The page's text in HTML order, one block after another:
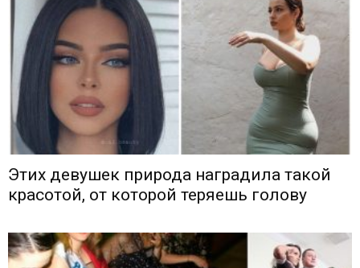
Этих девушек природа наградила такой
красотой, от которой теряешь голову